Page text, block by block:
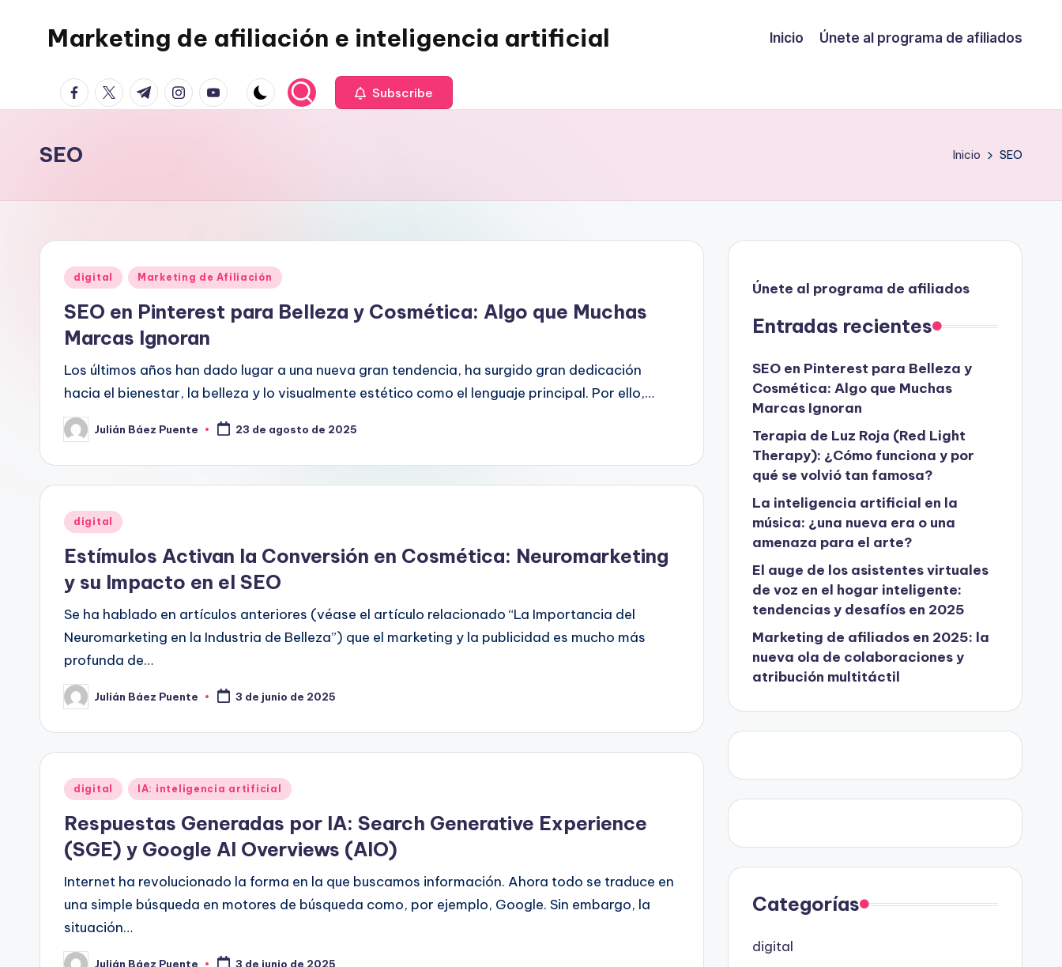
contenido
Marketing de afiliación e inteligencia artificial Inicio Únete al programa de afiliados
facebook.com
twitter.com
t.me instagram.com
youtube.com Subscribe
SEO Inicio SEO
Publicado
digital Marketing de Afiliación
SEO en Pinterest para Belleza y Cosmética: Algo que Muchas
Marcas Ignoran
Los últimos años han dado lugar a una nueva gran tendencia, ha surgido gran dedicación
hacia el bienestar, la belleza y lo visualmente estético como el lenguaje principal. Por ello,…
Publicado
por
Julián Báez Puente 23 de agosto de 2025
Publicado
digital
Estímulos Activan la Conversión en Cosmética: Neuromarketing
y su Impacto en el SEO
Se ha hablado en artículos anteriores (véase el artículo relacionado “La Importancia del
Neuromarketing en la Industria de Belleza”) que el marketing y la publicidad es mucho más
profunda de…
Publicado
por
Julián Báez Puente 3 de junio de 2025
Publicado
digital IA: inteligencia artificial
Respuestas Generadas por IA: Search Generative Experience
(SGE) y Google AI Overviews (AIO)
Internet ha revolucionado la forma en la que buscamos información. Ahora todo se traduce en
una simple búsqueda en motores de búsqueda como, por ejemplo, Google. Sin embargo, la
situación…
Julián Báez Puente 3 de junio de 2025
Únete al programa de afiliados
Entradas recientes
SEO en Pinterest para Belleza y
Cosmética: Algo que Muchas
Marcas Ignoran
Terapia de Luz Roja (Red Light
Therapy): ¿Cómo funciona y por
qué se volvió tan famosa?
La inteligencia artificial en la
música: ¿una nueva era o una
amenaza para el arte?
El auge de los asistentes virtuales
de voz en el hogar inteligente:
tendencias y desafíos en 2025
Marketing de afiliados en 2025: la
nueva ola de colaboraciones y
atribución multitáctil
Categorías
digital